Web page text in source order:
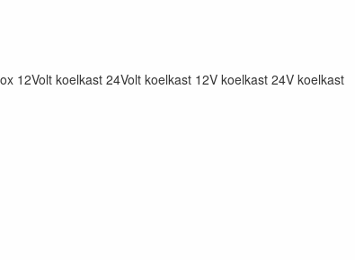
12Volt koelkast 24Volt koelkast 12V koelkast 24V koelkast